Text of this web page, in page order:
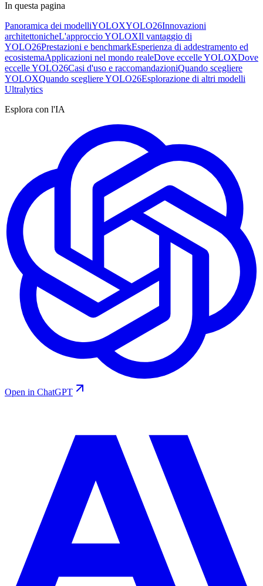
In questa pagina
Panoramica dei modelliYOLOXYOLO26Innovazioni
architettonicheL'approccio YOLOXIl vantaggio di
YOLO26Prestazioni e benchmarkEsperienza di addestramento ed
ecosistemaApplicazioni nel mondo realeDove eccelle YOLOXDove
eccelle YOLO26Casi d'uso e raccomandazioniQuando scegliere
YOLOXQuando scegliere YOLO26Esplorazione di altri modelli
Ultralytics
Esplora con l'IA
Open in ChatGPT